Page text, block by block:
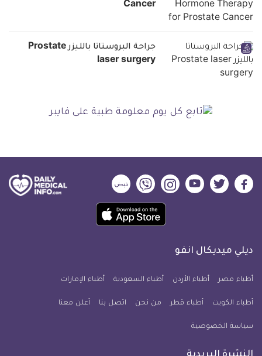
Cancer
جراحة البروستاتا بالليزر Prostate
laser surgery
ديلي
فيسبوك
ديلي
تويتر
ديلي
ميديكال
يوتيوب
ديلي
ميديكال
انفو
ديلي
ميديكال
انفو
ديلي
ميديكال
انفو
حمل
تطبيق
معلومة
للآيفون
ديلي ميديكال انفو
أطباء مصر أطباء الأردن أطباء السعودية أطباء الإمارات
أطباء الكويت أطباء قطر من نحن اتصل بنا أعلن معنا
سياسة الخصوصية